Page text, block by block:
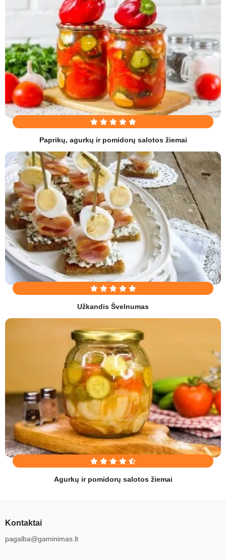
Paprikų, agurkų ir pomidorų salotos žiemai
Užkandis Švelnumas
Agurkų ir pomidorų salotos žiemai
Kontaktai
pagalba@gaminimas.lt